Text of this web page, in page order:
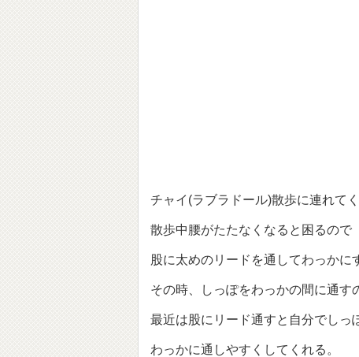
チャイ(ラブラドール)散歩に連れてく
散歩中腰がたたなくなると困るので
股に太めのリードを通してわっかに
その時、しっぽをわっかの間に通す
最近は股にリード通すと自分でしっ
わっかに通しやすくしてくれる。